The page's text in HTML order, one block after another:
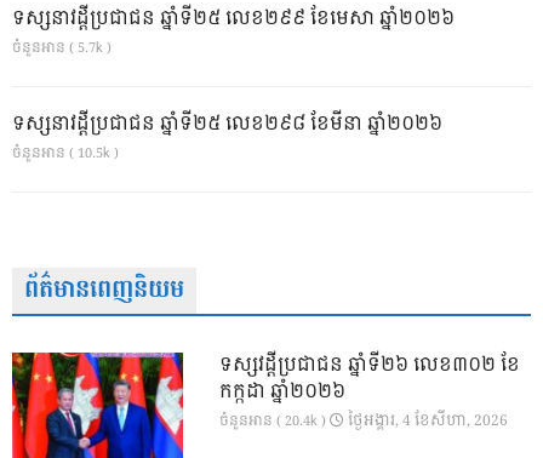
ទស្សនាវដ្ដីប្រជាជន ឆ្នាំទី២៥ លេខ២៩៩ ខែមេសា ឆ្នាំ២០២៦
ចំនួនអាន ( 5.7k )
ទស្សនាវដ្ដីប្រជាជន ឆ្នាំទី២៥ លេខ២៩៨ ខែមីនា ឆ្នាំ២០២៦
ចំនួនអាន ( 10.5k )
ព័ត៌មានពេញនិយម
ទស្សវដ្តីប្រជាជន ឆ្នាំទី២៦ លេខ៣០២ ខែ
កក្កដា ឆ្នាំ២០២៦
ចំនួនអាន ( 20.4k ) ថ្ងៃ​អង្គារ, 4 ខែ​សីហា, 2026